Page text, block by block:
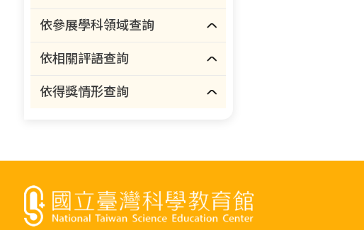
依參展學科領域查詢
依相關評語查詢
依得獎情形查詢